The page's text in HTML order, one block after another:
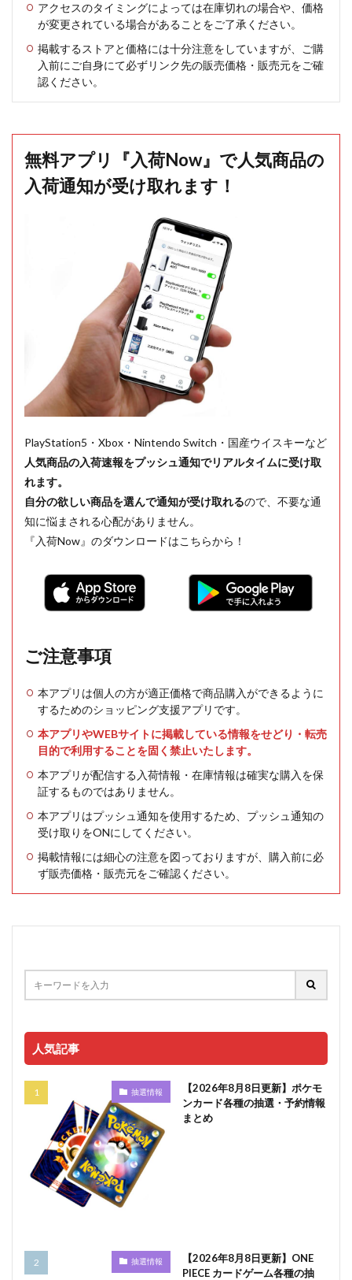
アクセスのタイミングによっては在庫切れの場合や、価格
が変更されている場合があることをご了承ください。
掲載するストアと価格には十分注意をしていますが、ご購
入前にご自身にて必ずリンク先の販売価格・販売元をご確
認ください。
無料アプリ『入荷Now』で人気商品の
入荷通知が受け取れます！
PlayStation5・Xbox・Nintendo Switch・国産ウイスキーなど
人気商品の入荷速報をプッシュ通知でリアルタイムに受け取
れます。
自分の欲しい商品を選んで通知が受け取れるので、不要な通
知に悩まされる心配がありません。
『入荷Now』のダウンロードはこちらから！
ご注意事項
本アプリは個人の方が適正価格で商品購入ができるように
するためのショッピング支援アプリです。
本アプリやWEBサイトに掲載している情報をせどり・転売
目的で利用することを固く禁止いたします。
本アプリが配信する入荷情報・在庫情報は確実な購入を保
証するものではありません。
本アプリはプッシュ通知を使用するため、プッシュ通知の
受け取りをONにしてください。
掲載情報には細心の注意を図っておりますが、購入前に必
ず販売価格・販売元をご確認ください。
人気記事
抽選情報
【2026年8月8日更新】ポケモ
ンカード各種の抽選・予約情報
まとめ
抽選情報
【2026年8月8日更新】ONE
PIECE カードゲーム各種の抽